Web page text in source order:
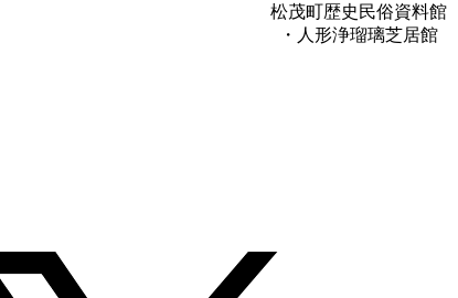
松茂町歴史民俗資料館
・人形浄瑠璃芝居館